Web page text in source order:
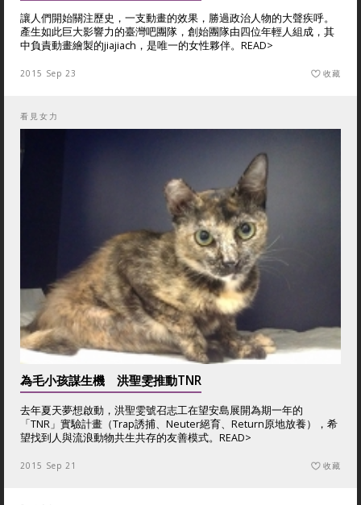
讓人們開始關注歷史，一支動畫的效果，勝過政治人物的大聲疾呼。
產生如此巨大影響力的臺灣吧團隊，創始團隊由四位年輕人組成，其
中負責動畫繪製的jiajiach，是唯一的女性夥伴。 READ>
2015 Sep 23 收藏
看見女力
為毛小孩謀生機 洪聖雯推動TNR
去年夏天夢想啟動，洪聖雯號召志工在望安島展開為期一年的
「TNR」實驗計畫（Trap誘捕、Neuter絕育、Return原地放養），希
望找到人與流浪動物共生共存的友善模式。 READ>
2015 Sep 21 收藏